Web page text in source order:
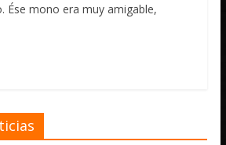
Ése mono era muy amigable,